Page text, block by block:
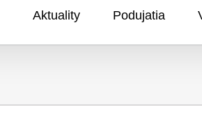
Aktuality Podujatia